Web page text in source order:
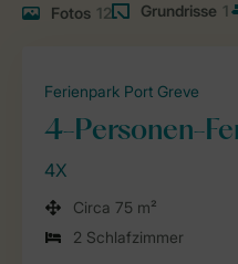
Fotos 12 Grundrisse 1
Ferienpark Port Greve
4-Personen-
4X
Circa 75 m²
2 Schlafzimmer